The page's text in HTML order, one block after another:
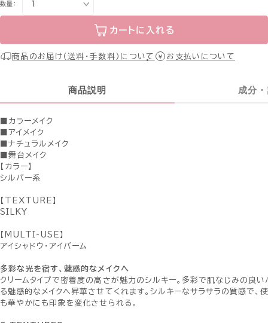
数量：
カートに入れる
商品のお届け（送料・手数料）について お支払いについて
商品説明 成分
■カラーメイク
■アイメイク
■ナチュラルメイク
■舞台メイク
【カラー】
シルバー系
【TEXTURE】
SILKY
【MULTI-USE】
アイシャドウ・アイバーム
多彩な光を宿す、魅惑的なメイクへ
クリームタイプで密着度の高さが魅力のシルキー。多彩で肌なじみの良
る魅惑的なメイクへ昇華させてくれます。シルキーなサラサラの質感で、
も華やかにも印象を変化させられる。